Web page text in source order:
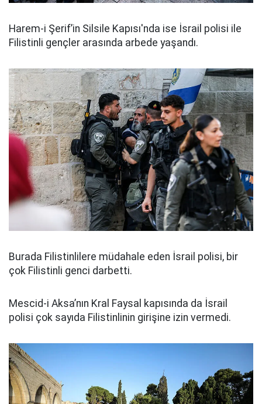
Harem-i Şerif’in Silsile Kapısı'nda ise İsrail polisi ile
Filistinli gençler arasında arbede yaşandı.
Burada Filistinlilere müdahale eden İsrail polisi, bir
çok Filistinli genci darbetti.
Mescid-i Aksa’nın Kral Faysal kapısında da İsrail
polisi çok sayıda Filistinlinin girişine izin vermedi.